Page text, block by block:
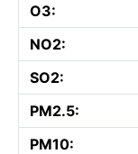
O3:
NO2:
SO2:
PM2.5:
PM10: